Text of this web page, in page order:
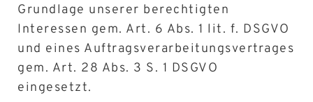
Grundlage unserer berechtigten
Interessen gem. Art. 6 Abs. 1 lit. f. DSGVO
und eines Auftragsverarbeitungsvertrages
gem. Art. 28 Abs. 3 S. 1 DSGVO
eingesetzt.